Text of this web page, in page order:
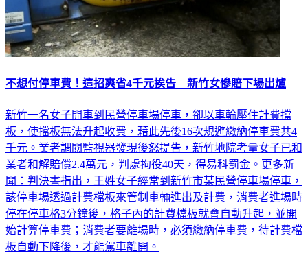
不想付停車費！這招爽省4千元挨告 新竹女慘賠下場出爐
新竹一名女子開車到民營停車場停車，卻以車輪壓住計費擋
板，使擋板無法升起收費，藉此先後16次規避繳納停車費共4
千元。業者調閱監視器發現後怒提告，新竹地院考量女子已和
業者和解賠償2.4萬元，判處拘役40天，得易科罰金。更多新
聞：判決書指出，王姓女子經常到新竹市某民營停車場停車，
該停車場透過計費檔板來管制車輛進出及計費，消費者進場時
停在停車格3分鐘後，格子內的計費檔板就會自動升起，並開
始計算停車費；消費者要離場時，必須繳納停車費，待計費檔
板自動下降後，才能駕車離開。